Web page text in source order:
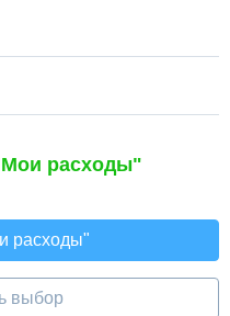
расходы"
расходы"
выбор